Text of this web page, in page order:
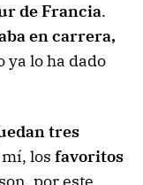
de Francia.
en carrera,
ya lo ha dado
tres
los favoritos